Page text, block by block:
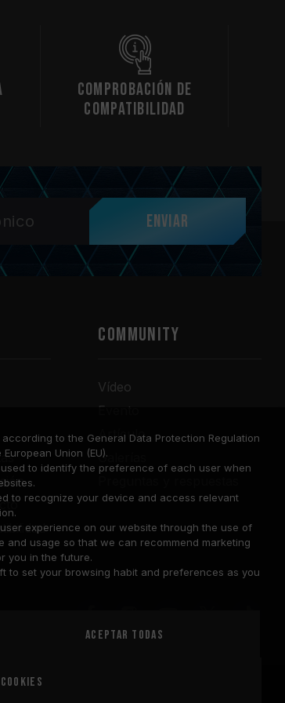
Comprobación de
compatibilidad
Enviar
COMMUNITY
Vídeo
Evento
Artículo
Galerías
to the General Data Protection Regulation
Union (EU).
to identify the preference of each user when
to recognize your device and access relevant
experience on our website through the use of
usage so that we can recommend marketing
you in the future.
to set your browsing habit and preferences as you
Aceptar todas